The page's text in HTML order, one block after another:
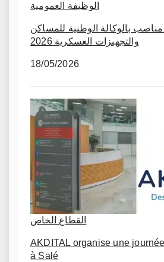
الوظيفة العمومية
توظيف 7 مناصب بالوكالة الوطنية للمساكن
والتجهيزات العسكرية 2026
18/05/2026
القطاع الخاص
AKDITAL organise une
à Salé